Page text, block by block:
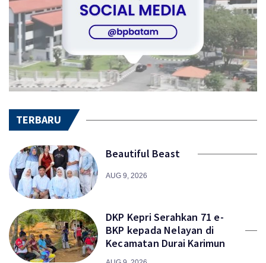
TERBARU
Beautiful Beast
AUG 9, 2026
DKP Kepri Serahkan 71 e-
BKP kepada Nelayan di
Kecamatan Durai Karimun